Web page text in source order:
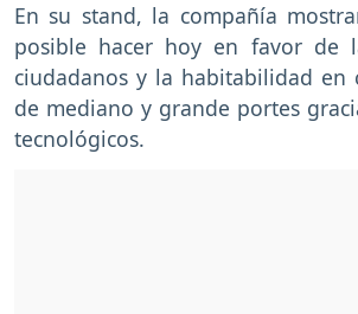
En su stand, la compañía
posible hacer hoy en favor de
ciudadanos y la habitabilidad en
de mediano y grande portes
tecnológicos.